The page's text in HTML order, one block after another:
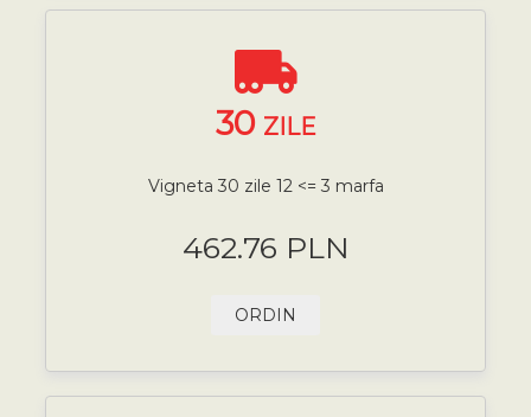
30 ZILE
Vigneta 30 zile 12 <= 3 marfa
462.76 PLN
ORDIN